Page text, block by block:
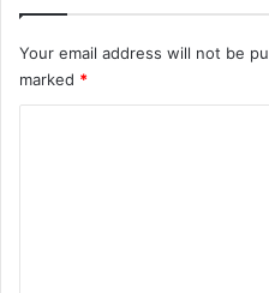
Your email address will not be
marked *